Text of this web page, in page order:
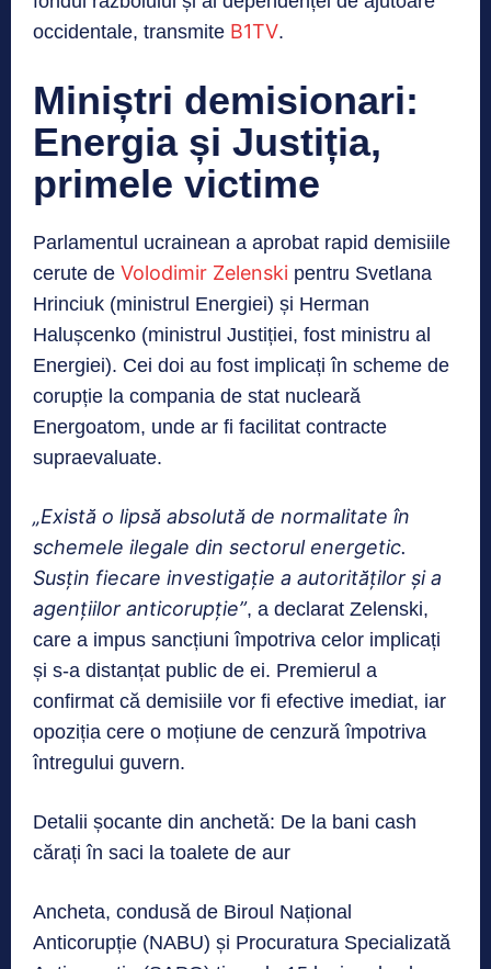
occidentale, transmite B1TV.
Miniștri demisionari:
Energia și Justiția,
primele victime
Parlamentul ucrainean a aprobat rapid demisiile
cerute de Volodimir Zelenski pentru Svetlana
Hrinciuk (ministrul Energiei) și Herman
Halușcenko (ministrul Justiției, fost ministru al
Energiei). Cei doi au fost implicați în scheme de
corupție la compania de stat nucleară
Energoatom, unde ar fi facilitat contracte
supraevaluate.
„Există o lipsă absolută de normalitate în
schemele ilegale din sectorul energetic.
Susțin fiecare investigație a autorităților și a
agențiilor anticorupție”, a declarat Zelenski,
care a impus sancțiuni împotriva celor implicați
și s-a distanțat public de ei. Premierul a
confirmat că demisiile vor fi efective imediat, iar
opoziția cere o moțiune de cenzură împotriva
întregului guvern.
Detalii șocante din anchetă: De la bani cash
cărați în saci la toalete de aur
Ancheta, condusă de Biroul Național
Anticorupție (NABU) și Procuratura Specializată